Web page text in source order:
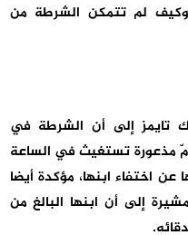
وكيف لم تتمكن الشرطة من
تايمز إلى أن الشرطة في
مذعورة تستغيث في الساعة
عن اختفاء ابنها، مؤكدة أيضا
إلى أن ابنها البالغ من